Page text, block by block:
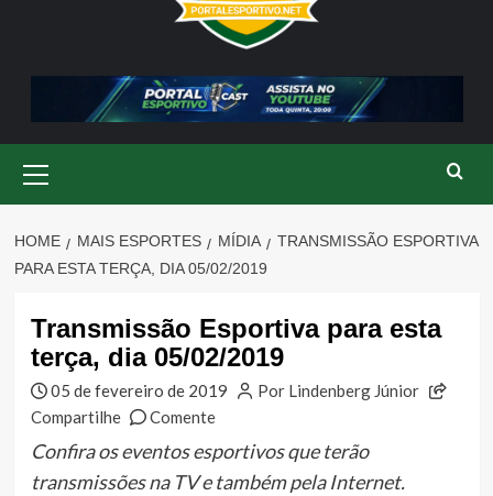
Menu
HOME MAIS ESPORTES MÍDIA
TRANSMISSÃO ESPORTIVA
PARA ESTA TERÇA, DIA 05/02/2019
Transmissão Esportiva para esta
terça, dia 05/02/2019
05 de fevereiro de 2019
Por Lindenberg Júnior
Compartilhe
Comente
Confira os eventos esportivos que terão
transmissões na TV e também pela Internet.